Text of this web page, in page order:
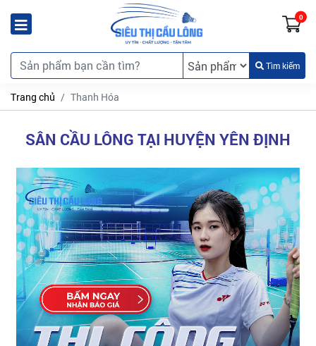
0
Tìm kiếm
Trang chủ Thanh Hóa
SÂN CẦU LÔNG TẠI HUYỆN YÊN ĐỊNH